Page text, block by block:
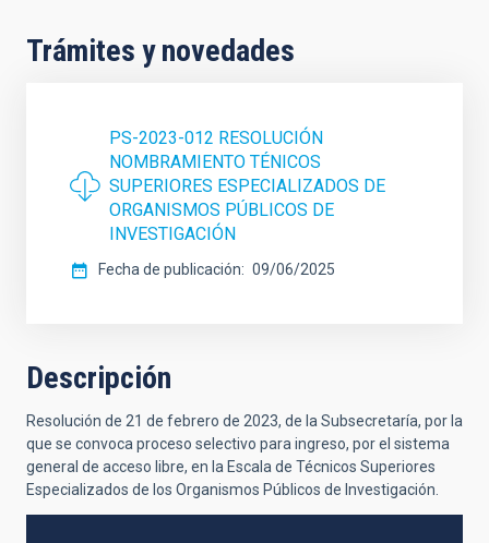
Trámites y novedades
PS-2023-012 RESOLUCIÓN
NOMBRAMIENTO TÉNICOS
SUPERIORES ESPECIALIZADOS DE
ORGANISMOS PÚBLICOS DE
INVESTIGACIÓN
Fecha de publicación 09/06/2025
Descripción
Resolución de 21 de febrero de 2023, de la Subsecretaría, por la
que se convoca proceso selectivo para ingreso, por el sistema
general de acceso libre, en la Escala de Técnicos Superiores
Especializados de los Organismos Públicos de Investigación.